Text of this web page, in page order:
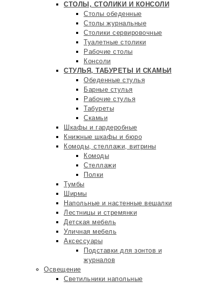
СТОЛЫ, СТОЛИКИ И КОНСОЛИ
Столы обеденные
Столы журнальные
Столики сервировочные
Туалетные столики
Рабочие столы
Консоли
СТУЛЬЯ, ТАБУРЕТЫ И СКАМЬИ
Обеденные стулья
Барные стулья
Рабочие стулья
Табуреты
Скамьи
Шкафы и гардеробные
Книжные шкафы и бюро
Комоды, стеллажи, витрины
Комоды
Стеллажи
Полки
Тумбы
Ширмы
Напольные и настенные вешалки
Лестницы и стремянки
Детская мебель
Уличная мебель
Аксессуары
Подставки для зонтов и
журналов
Освещение
Светильники напольные